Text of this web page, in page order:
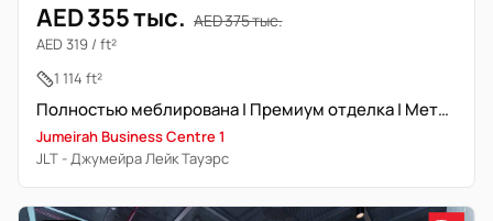
AED 355 тыс. AED 375 тыс.
AED 319 / ft²
1 114 ft²
Полностью меблирована | Премиум отделка | Метро
Jumeirah Business Centre 1
JLT - Джумейра Лейк Тауэрс